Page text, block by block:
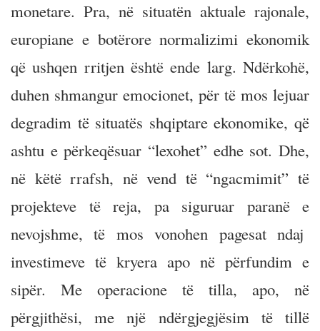
monetare. Pra, në situatën aktuale rajonale,
europiane e botërore normalizimi ekonomik
që ushqen rritjen është ende larg. Ndërkohë,
duhen shmangur emocionet, për të mos lejuar
degradim të situatës shqiptare ekonomike, që
ashtu e përkeqësuar “lexohet” edhe sot. Dhe,
në këtë rrafsh, në vend të “ngacmimit” të
projekteve të reja, pa siguruar paranë e
nevojshme, të mos vonohen pagesat ndaj
investimeve të kryera apo në përfundim e
sipër. Me operacione të tilla, apo, në
përgjithësi, me një ndërgjegjësim të tillë